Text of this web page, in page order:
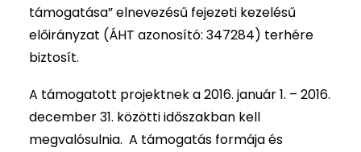
támogatása” elnevezésű fejezeti kezelésű
előirányzat (ÁHT azonosító: 347284) terhére
biztosít.
A támogatott projektnek a 2016. január 1. – 2016.
december 31. közötti időszakban kell
megvalósulnia. A támogatás formája és